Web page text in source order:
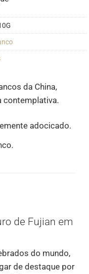
da China,
contemplativa.
adocicado.
de Fujian em
do mundo,
de destaque por